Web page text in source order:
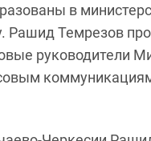
в
Рашид Темрезов
руководители